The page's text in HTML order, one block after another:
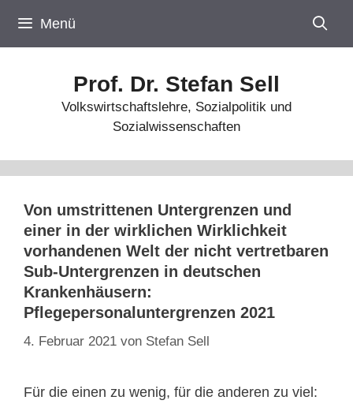
Inhalt
springen
Menü
Prof. Dr. Stefan Sell
Volkswirtschaftslehre, Sozialpolitik und
Sozialwissenschaften
Von umstrittenen Untergrenzen und
einer in der wirklichen Wirklichkeit
vorhandenen Welt der nicht vertretbaren
Sub-Untergrenzen in deutschen
Krankenhäusern:
Pflegepersonaluntergrenzen 2021
4. Februar 2021 von Stefan Sell
Für die einen zu wenig, für die anderen zu viel: